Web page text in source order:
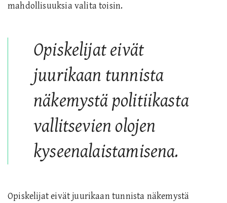
mahdollisuuksia valita toisin.
Opiskelijat eivät
juurikaan tunnista
näkemystä politiikasta
vallitsevien olojen
kyseenalaistamisena.
Opiskelijat eivät juurikaan tunnista näkemystä